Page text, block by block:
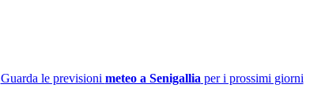
Guarda le previsioni meteo a Senigallia per i prossimi giorni